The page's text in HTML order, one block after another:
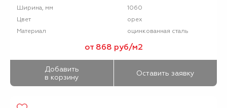
Ширина, мм
1060
Цвет
орех
Материал
оцинкованная сталь
от 868 руб/м2
Добавить
в корзину
Оставить заявку